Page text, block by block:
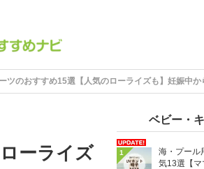
ツのおすすめ15選【人気のローライズも】妊娠中か
ーライズ
ベビー・
1
海・プール
気13選【マ